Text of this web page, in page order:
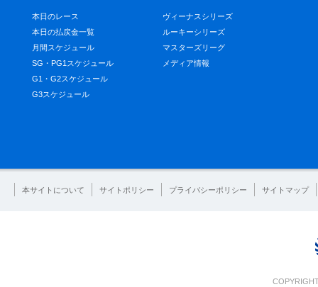
本日のレース
本日の払戻金一覧
月間スケジュール
SG・PG1スケジュール
G1・G2スケジュール
G3スケジュール
ヴィーナスシリーズ
ルーキーシリーズ
マスターズリーグ
メディア情報
本サイトについて サイトポリシー プライバシーポリシー サイトマップ